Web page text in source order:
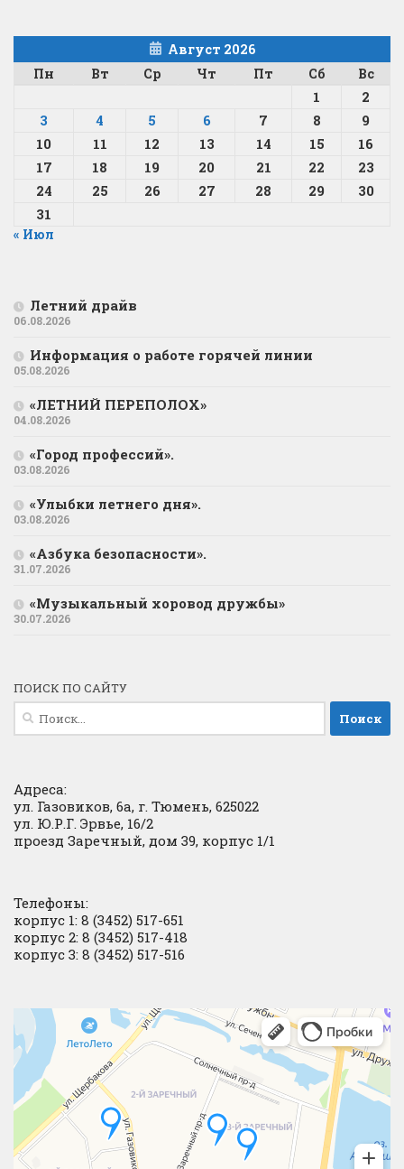
Август 2026
Пн
Вт Ср Чт Пт Сб Вс
1
2
3
4 5 6 7 8
9
10
11 12 13 14 15
16
17
18 19 20 21 22
23
24
25 26 27 28 29
30
31
« Июл
Летний драйв
06.08.2026
Информация о работе горячей линии
05.08.2026
«ЛЕТНИЙ ПЕРЕПОЛОХ»
04.08.2026
«Город профессий».
03.08.2026
«Улыбки летнего дня».
03.08.2026
«Азбука безопасности».
31.07.2026
«Музыкальный хоровод дружбы»
30.07.2026
ПОИСК ПО САЙТУ
Найти:
Адреса:
ул. Газовиков, 6а, г. Тюмень, 625022
ул. Ю.Р.Г. Эрвье, 16/2
проезд Заречный, дом 39, корпус 1/1
Телефоны:
корпус 1: 8 (3452) 517-651
корпус 2: 8 (3452) 517-418
корпус 3: 8 (3452) 517-516